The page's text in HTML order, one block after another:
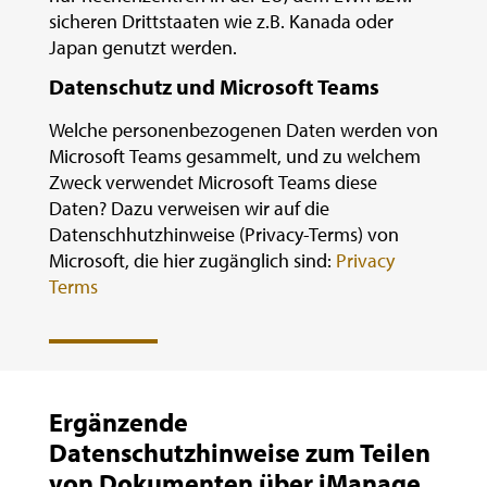
sicheren Drittstaaten wie z.B. Kanada oder
Japan genutzt werden.
Datenschutz und Microsoft Teams
Welche personenbezogenen Daten werden von
Microsoft Teams gesammelt, und zu welchem
Zweck verwendet Microsoft Teams diese
Daten? Dazu verweisen wir auf die
Datenschhutzhinweise (Privacy-Terms) von
Microsoft, die hier zugänglich sind: Privacy
Terms
Ergänzende
Datenschutzhinweise zum Teilen